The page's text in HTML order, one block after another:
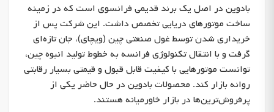
بادوین در اصل یک برند قدیمی فرانسوی است که در زمینه
ساخت موتورهای دریایی تخصص داشت. این شرکت پس از
خریداری شدن توسط غول صنعتی چین (ویچای)، جان تازه‌ای
گرفت و با انتقال تکنولوژی فرانسه به خطوط تولید انبوه چین،
توانست موتورهایی با کیفیت قابل قبول و قیمتی بسیار رقابتی
روانه بازار کند. محصولات بادوین در حال حاضر یکی از
پرفروش‌ترین‌ها در بازار خاورمیانه هستند.